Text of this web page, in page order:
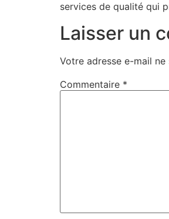
services de qualité qui
Laisser un
Votre adresse e-mail ne
Commentaire *